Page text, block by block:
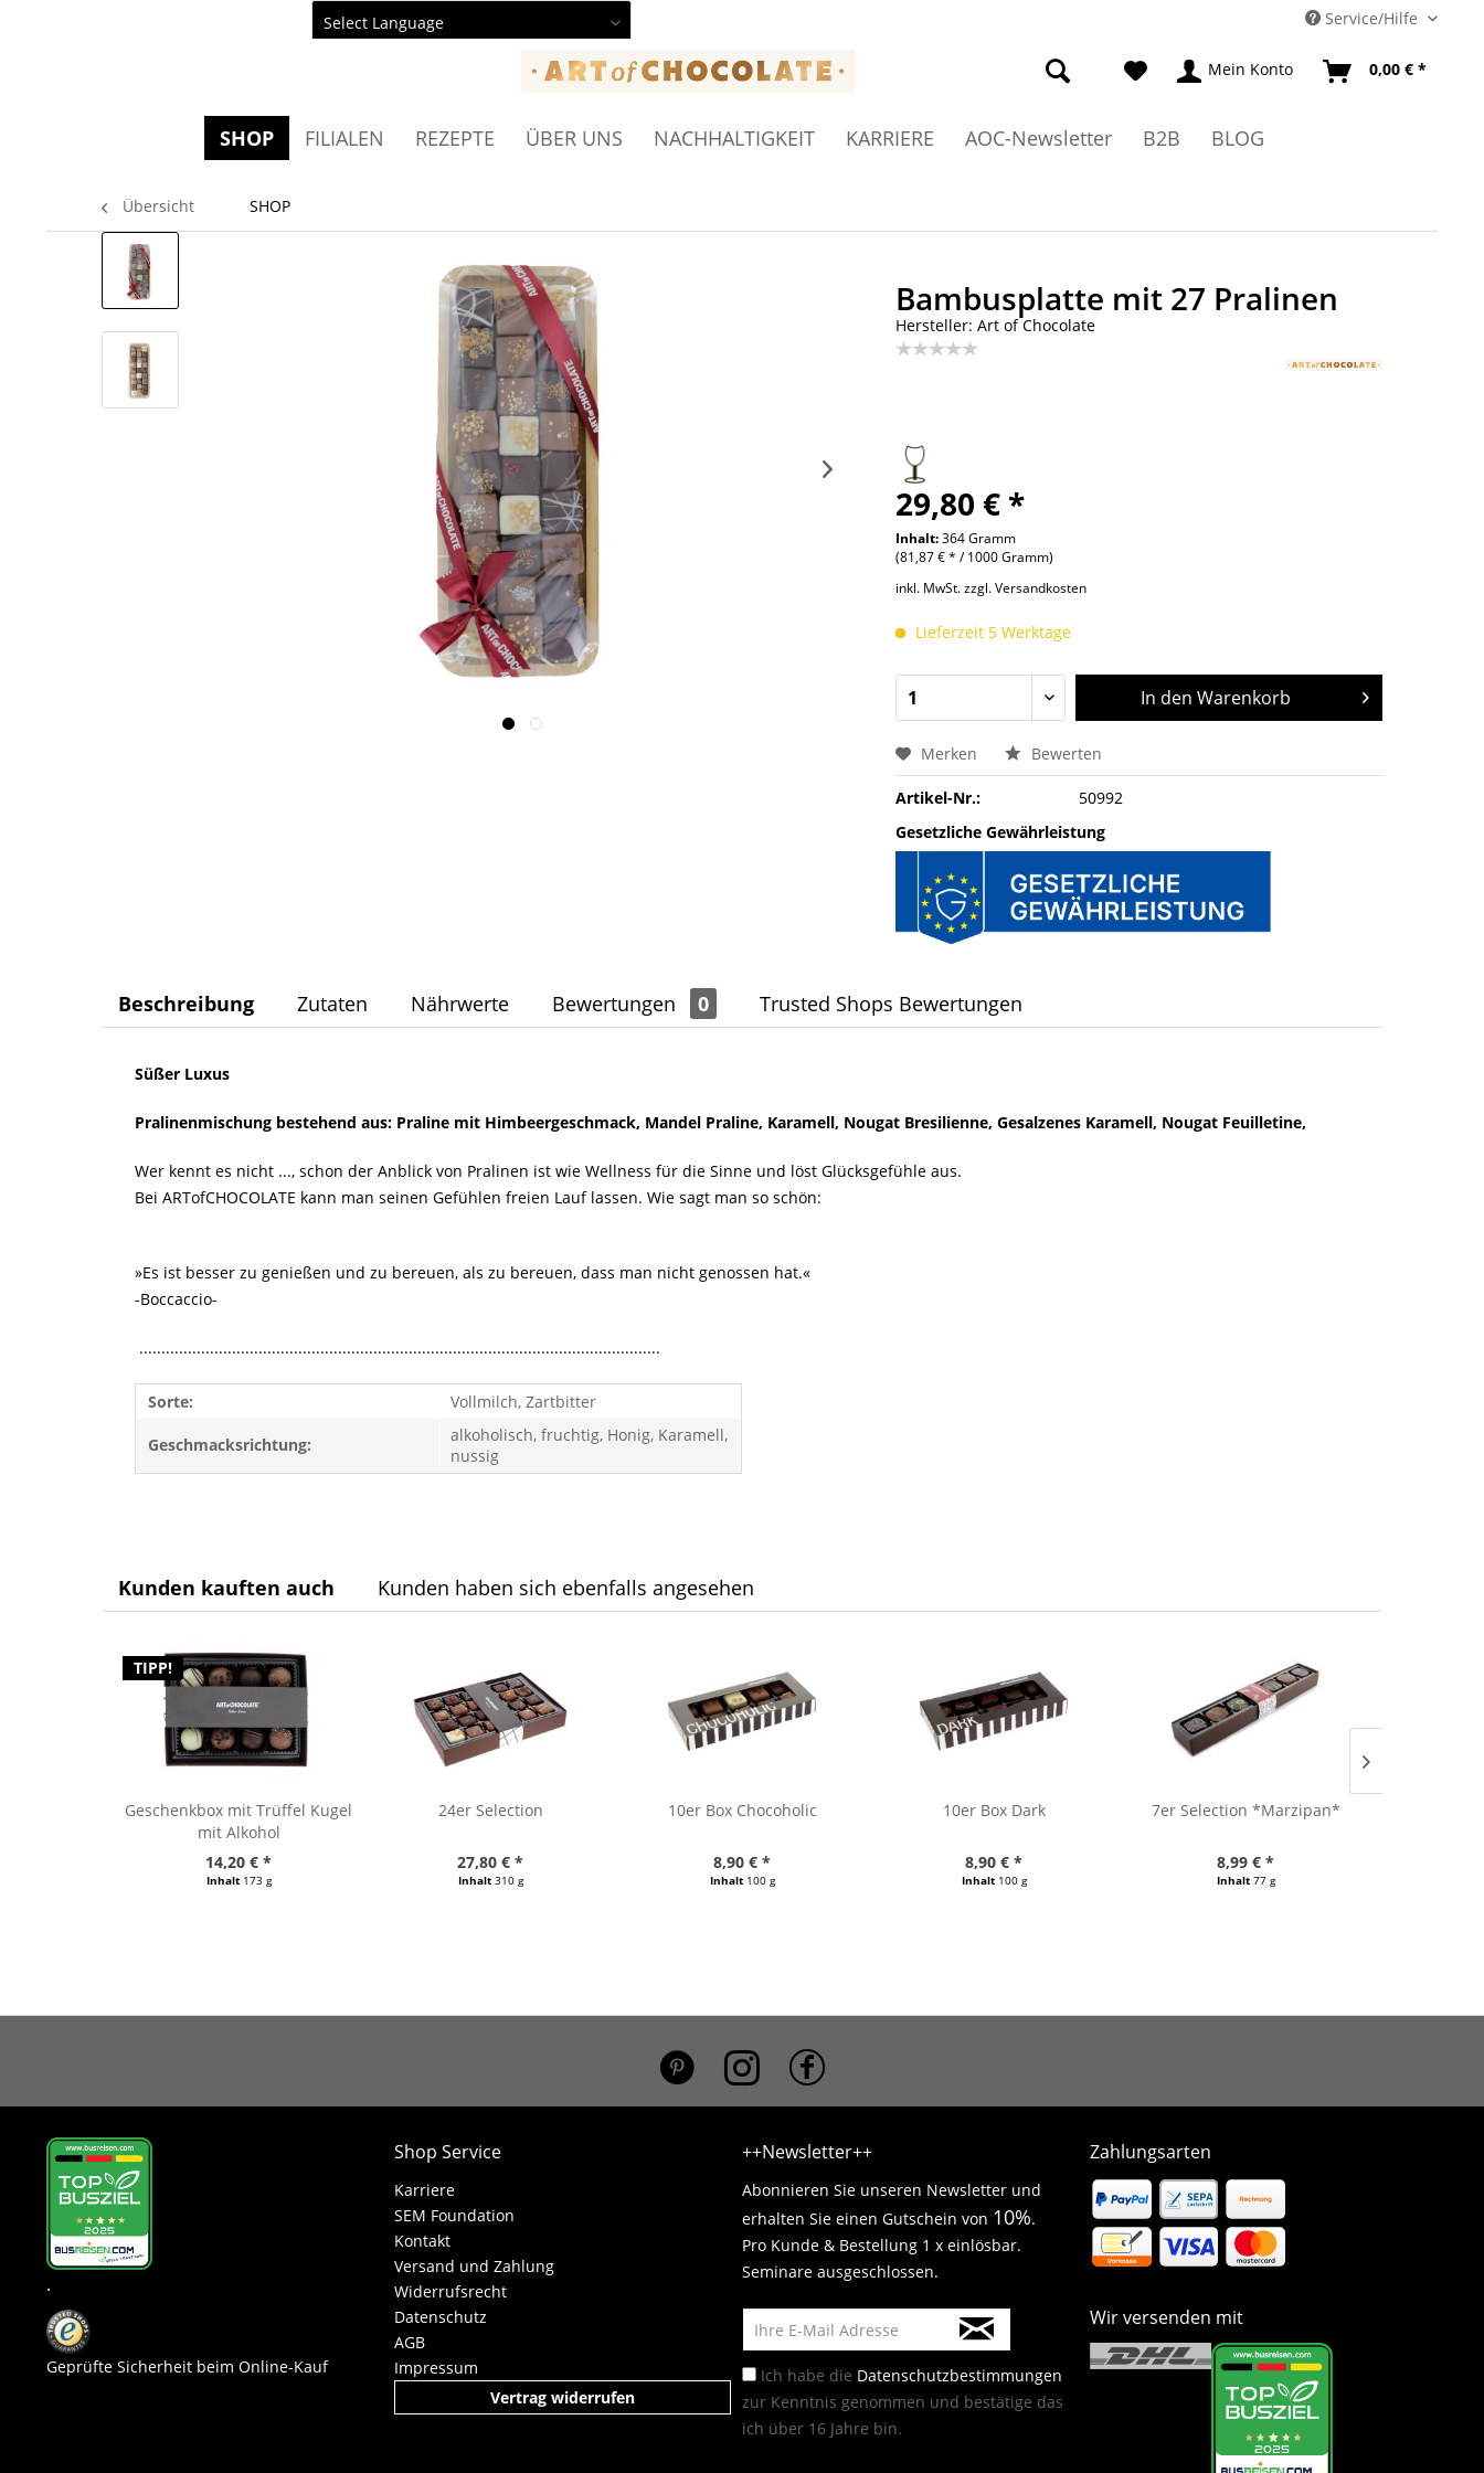
Service/Hilfe
Mein Konto 0,00 € *
SHOP FILIALEN REZEPTE ÜBER UNS NACHHALTIGKEIT KARRIERE AOC-Newsletter B2B BLOG
Übersicht SHOP
Bambusplatte mit 27 Pralinen
Hersteller: Art of Chocolate
29,80 € *
Inhalt:364 Gramm
(81,87 € * / 1000 Gramm)
inkl. MwSt.zzgl. Versandkosten
Lieferzeit 5 Werktage
In den Warenkorb
Merken Bewerten
Artikel-Nr.:
50992
Gesetzliche Gewährleistung
Beschreibung Zutaten Nährwerte Bewertungen 0 Trusted Shops Bewertungen
Süßer Luxus
Pralinenmischung bestehend aus: Praline mit Himbeergeschmack, Mandel Praline, Karamell, Nougat Bresilienne, Gesalzenes Karamell, Nougat Feuilletine,
Wer kennt es nicht ..., schon der Anblick von Pralinen ist wie Wellness für die Sinne und löst Glücksgefühle aus.
Bei ARTofCHOCOLATE kann man seinen Gefühlen freien Lauf lassen. Wie sagt man so schön:
»Es ist besser zu genießen und zu bereuen, als zu bereuen, dass man nicht genossen hat.«
-Boccaccio-
......................................................................................................................
Sorte: Vollmilch, Zartbitter
Geschmacksrichtung:
alkoholisch, fruchtig, Honig, Karamell,
nussig
Kunden kauften auch Kunden haben sich ebenfalls angesehen
TIPP!
Geschenkbox mit Trüffel Kugel
mit Alkohol
14,20 € *
Inhalt 173 g
24er Selection
27,80 € *
Inhalt 310 g
10er Box Chocoholic
8,90 € *
Inhalt 100 g
10er Box Dark
8,90 € *
Inhalt 100 g
7er Selection *Marzipan*
8,99 € *
Inhalt 77 g
.
Geprüfte Sicherheit beim Online-Kauf
Shop Service
Karriere
SEM Foundation
Kontakt
Versand und Zahlung
Widerrufsrecht
Datenschutz
AGB
Impressum
Vertrag widerrufen
++Newsletter++
Abonnieren Sie unseren Newsletter und
erhalten Sie einen Gutschein von 10%.
Pro Kunde & Bestellung 1 x einlösbar.
Seminare ausgeschlossen.
Ich habe die Datenschutzbestimmungen
zur Kenntnis genommen und bestätige das
ich über 16 Jahre bin.
Zahlungsarten
Wir versenden mit